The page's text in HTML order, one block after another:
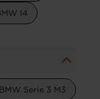
I4
BMW Serie 3 M3